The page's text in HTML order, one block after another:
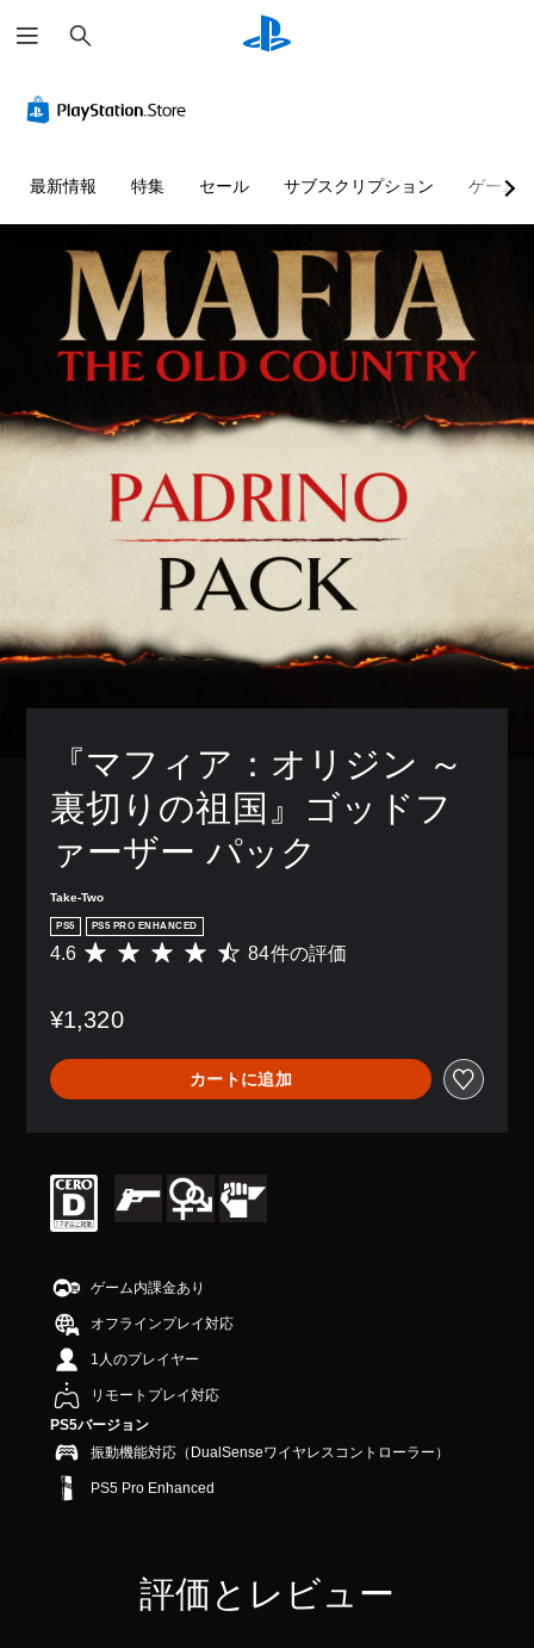
索
最新情報 特集 セール サブスクリプション ゲーム
『マフィア：オリジン ～
裏切りの祖国』ゴッドフ
ァーザー パック
Take-Two
PS5 PS5 PRO ENHANCED
評
は
4
、
平
は
段
中
の
4
6
で
す
4.6 84件の評価
¥1,320
カートに追加
ゲーム内課金あり
オフラインプレイ対応
1人のプレイヤー
リモートプレイ対応
PS5バージョン
振動機能対応（DualSenseワイヤレスコントローラー）
PS5 Pro Enhanced
評価とレビュー